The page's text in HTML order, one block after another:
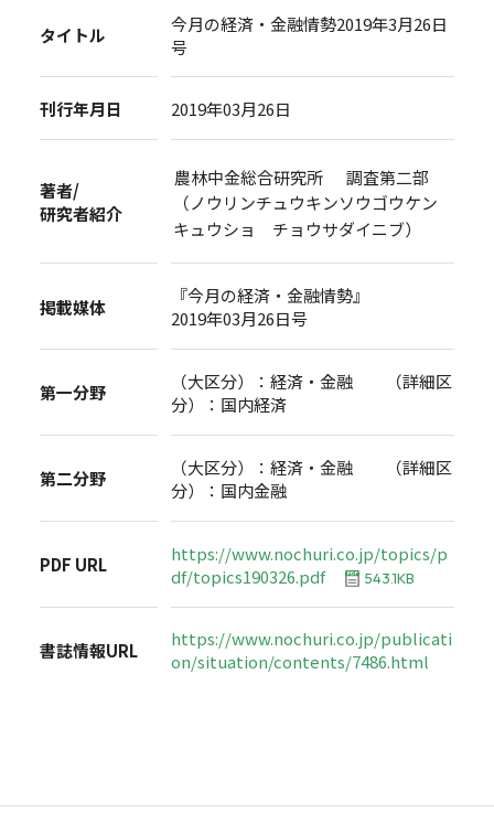
タイトル
今月の経済・金融情勢2019年3月26日
号
刊行年月日 2019年03月26日
著者/
研究者紹介
農林中金総合研究所 調査第二部
（ノウリンチュウキンソウゴウケン
キュウショ チョウサダイニブ）
掲載媒体
『今月の経済・金融情勢』
2019年03月26日号
第一分野
（大区分）：経済・金融 （詳細区
分）：国内経済
第二分野
（大区分）：経済・金融 （詳細区
分）：国内金融
PDF URL
https://www.nochuri.co.jp/topics/p
df/topics190326.pdf
543.1KB
書誌情報URL
https://www.nochuri.co.jp/publicati
on/situation/contents/7486.html